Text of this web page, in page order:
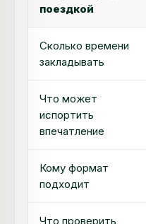
поездкой
Сколько времени
закладывать
Что может
испортить
впечатление
Кому формат
подходит
Что проверить